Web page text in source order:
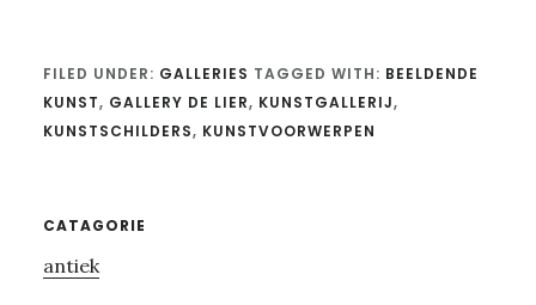
FILED UNDER: GALLERIES TAGGED WITH: BEELDENDE
KUNST, GALLERY DE LIER, KUNSTGALLERIJ,
KUNSTSCHILDERS, KUNSTVOORWERPEN
Primary
Sidebar
CATAGORIE
antiek